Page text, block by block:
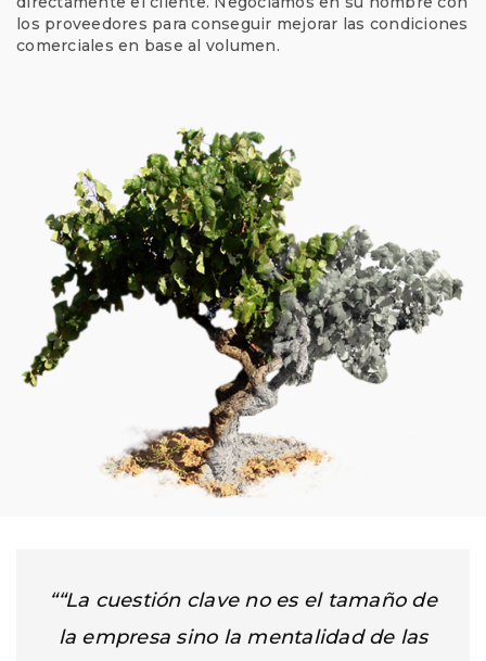
los proveedores para conseguir mejorar las condiciones
comerciales en base al volumen.
““La cuestión clave no es el tamaño de
la empresa sino la mentalidad de las